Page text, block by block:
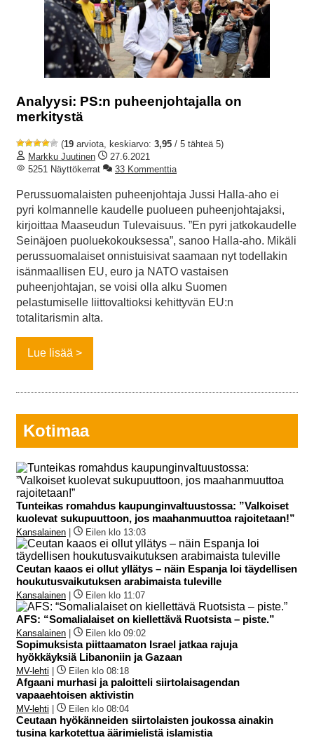
Analyysi: PS:n puheenjohtajalla on
merkitystä
(19 arviota, keskiarvo: 3,95 / 5 tähteä 5)
Markku Juutinen
27.6.2021
5251 Näyttökerrat
33 Kommenttia
Perussuomalaisten puheenjohtaja Jussi Halla-aho ei
pyri kolmannelle kaudelle puolueen puheenjohtajaksi,
kirjoittaa Maaseudun Tulevaisuus. ”En pyri jatkokaudelle
Seinäjoen puoluekokouksessa”, sanoo Halla-aho. Mikäli
perussuomalaiset onnistuisivat saamaan nyt todellakin
isänmaallisen EU, euro ja NATO vastaisen
puheenjohtajan, se voisi olla alku Suomen
pelastumiselle liittovaltioksi kehittyvän EU:n
totalitarismin alta.
Lue lisää
Kotimaa
Tunteikas romahdus kaupunginvaltuustossa: ”Valkoiset
kuolevat sukupuuttoon, jos maahanmuuttoa rajoitetaan!”
Kansalainen Eilen klo 13:03
Ceutan kaaos ei ollut yllätys – näin Espanja loi täydellisen
houkutusvaikutuksen arabimaista tuleville
Kansalainen Eilen klo 11:07
AFS: “Somalialaiset on kiellettävä Ruotsista – piste.”
Kansalainen Eilen klo 09:02
Sopimuksista piittaamaton Israel jatkaa rajuja
hyökkäyksiä Libanoniin ja Gazaan
MV-lehti Eilen klo 08:18
Afgaani murhasi ja paloitteli siirtolaisagendan
vapaaehtoisen aktivistin
MV-lehti Eilen klo 08:04
Ceutaan hyökänneiden siirtolaisten joukossa ainakin
tusina karkotettua äärimielistä islamistia